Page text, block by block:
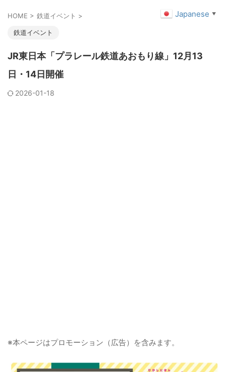
HOME > 鉄道イベント >
鉄道イベント
JR東日本「プラレール鉄道あおもり線」12月13
日・14日開催
2026-01-18
※本ページはプロモーション（広告）を含みます。
Japanese ▼